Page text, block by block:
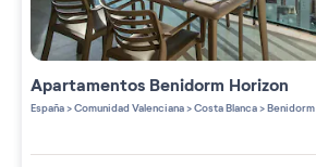
Apartamentos Benidorm Horizon
España>Comunidad Valenciana>Costa Blanca>Benidorm